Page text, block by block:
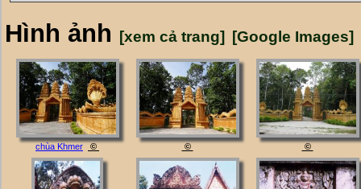
Hình ảnh [xem cả trang] [Google Images]
chùa Khmer © © ©